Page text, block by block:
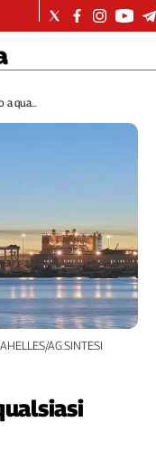
qua...
AG.SINTESI